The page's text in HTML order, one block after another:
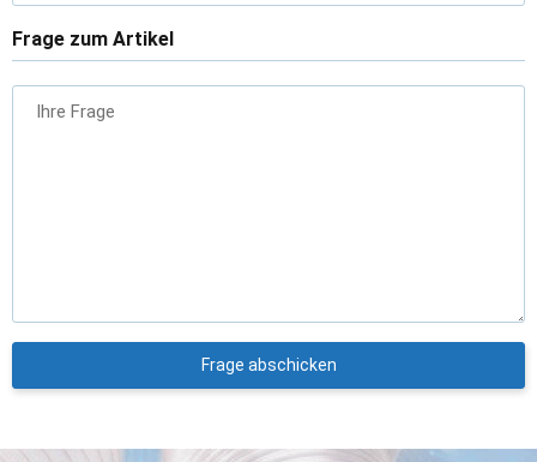
Frage zum Artikel
Ihre Frage
Frage abschicken